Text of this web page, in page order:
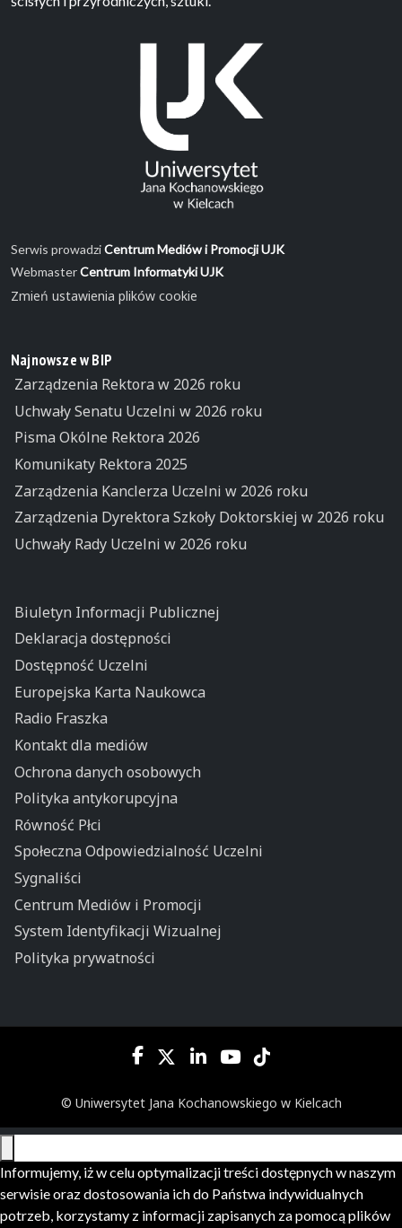
Serwis prowadziCentrum Mediów i Promocji UJK
WebmasterCentrum Informatyki UJK
Zmień ustawienia plików cookie
Najnowsze w BIP
Zarządzenia Rektora w 2026 roku
Uchwały Senatu Uczelni w 2026 roku
Pisma Okólne Rektora 2026
Komunikaty Rektora 2025
Zarządzenia Kanclerza Uczelni w 2026 roku
Zarządzenia Dyrektora Szkoły Doktorskiej w 2026 roku
Uchwały Rady Uczelni w 2026 roku
Biuletyn Informacji Publicznej
Deklaracja dostępności
Dostępność Uczelni
Europejska Karta Naukowca
Radio Fraszka
Kontakt dla mediów
Ochrona danych osobowych
Polityka antykorupcyjna
Równość Płci
Społeczna Odpowiedzialność Uczelni
Sygnaliści
Centrum Mediów i Promocji
System Identyfikacji Wizualnej
Polityka prywatności
© Uniwersytet Jana Kochanowskiego w Kielcach
Informujemy, iż w celu optymalizacji treści dostępnych w naszym
serwisie oraz dostosowania ich do Państwa indywidualnych
potrzeb, korzystamy z informacji zapisanych za pomocą plików